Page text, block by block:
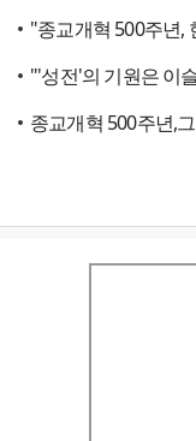
"종교개혁 500주년,
"'성전'의 기원은 이
종교개혁 500주년,